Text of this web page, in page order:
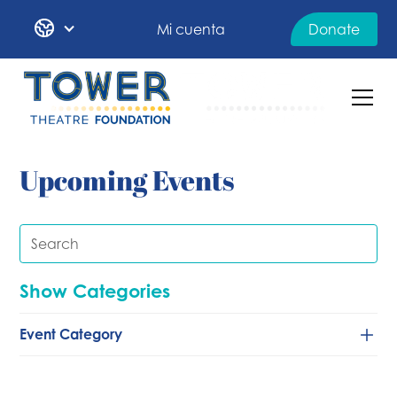
Mi cuenta Donate
Upcoming Events
Show Categories
Event Category